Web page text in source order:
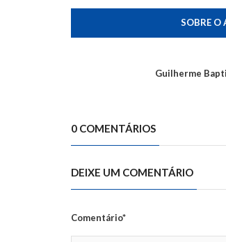
SOBRE O
Guilherme
0 COMENTÁRIOS
DEIXE UM COMENTÁRIO
Comentário*